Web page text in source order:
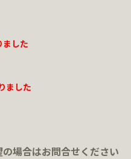
ました
ました
場合はお問合せください